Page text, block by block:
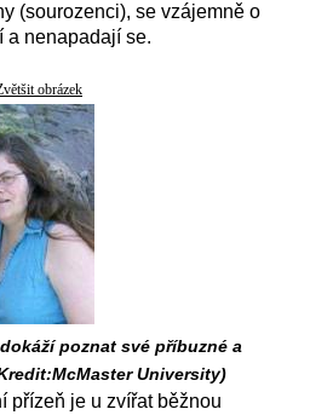
(sourozenci), se vzájemně o
a nenapadají se.
obrázek
poznat své příbuzné a
University)
přízeň je u zvířat běžnou